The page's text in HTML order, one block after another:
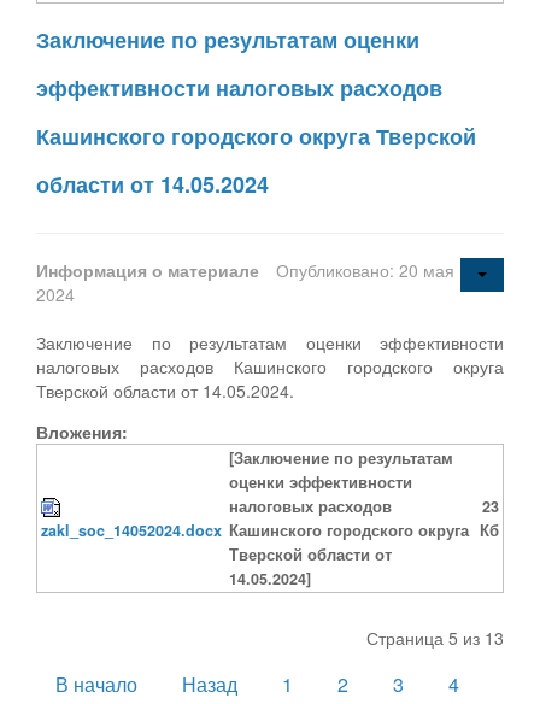
Заключение по результатам оценки
эффективности налоговых расходов
Кашинского городского округа Тверской
области от 14.05.2024
Информация о материале
Опубликовано: 20 мая
2024
Заключение по результатам оценки эффективности
налоговых расходов Кашинского городского округа
Тверской области от 14.05.2024.
Вложения:
zakl_soc_14052024.docx
[Заключение по результатам
оценки эффективности
налоговых расходов
Кашинского городского округа
Тверской области от
14.05.2024]
23
Кб
Страница 5 из 13
В начало Назад 1 2 3
4